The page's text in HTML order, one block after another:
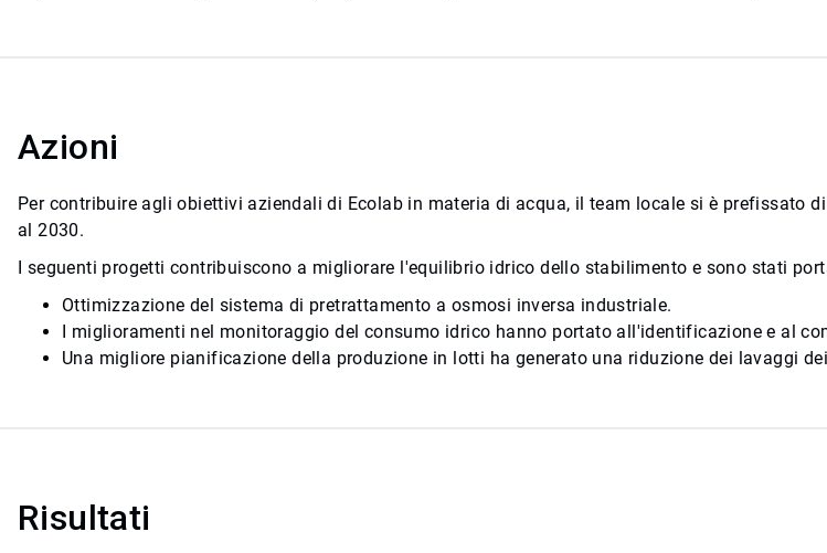
Azioni
Per contribuire agli obiettivi aziendali di Ecolab in materia di acqua, il team locale si è prefissato
al 2030.
I seguenti progetti contribuiscono a migliorare l'equilibrio idrico dello stabilimento e sono stati
Ottimizzazione del sistema di pretrattamento a osmosi inversa industriale.
I miglioramenti nel monitoraggio del consumo idrico hanno portato all'identificazione e al
Una migliore pianificazione della produzione in lotti ha generato una riduzione dei lavaggi
Risultati